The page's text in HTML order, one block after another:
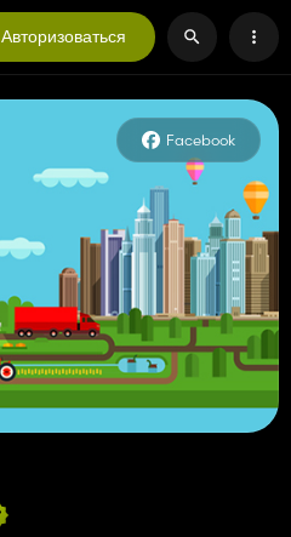
Авторизоваться
Facebook